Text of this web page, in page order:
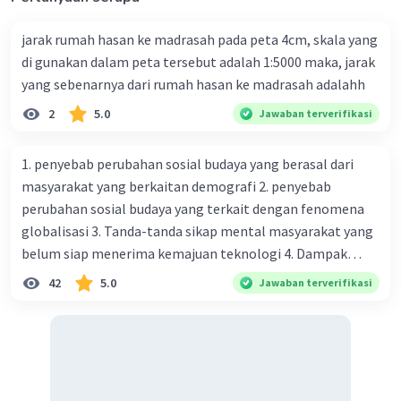
membuat website atau aplikasi yang bermanfaat bagi
masyarakat, seperti platform edukasi, aplikasi
kesehatan, atau platform untuk membantu UMKM.
* Membuat konten edukatif: Pelajar dapat membuat
konten edukatif dan informatif melalui blog, video, atau
media sosial untuk meningkatkan pengetahuan dan
* Menjadi influencer positif: Pelajar dapat menjadi
influencer positif di media sosial dengan
mempromosikan nilai-nilai positif, seperti peduli
lingkungan, hidup sehat, atau semangat belajar.
3. Menjalankan Program Sosial:
* Menjadi relawan: Pelajar dapat menjadi relawan di
jarak rumah hasan ke madrasah pada peta 4cm, skala yang
di gunakan dalam peta tersebut adalah 1:5000 maka, jarak
yang sebenarnya dari rumah hasan ke madrasah adalahh
2 5.0 Jawaban terverifikasi
1. penyebab perubahan sosial budaya yang berasal dari
masyarakat yang berkaitan demografi 2. penyebab
perubahan sosial budaya yang terkait dengan fenomena
globalisasi 3. Tanda-tanda sikap mental masyarakat yang
belum siap menerima kemajuan teknologi 4. Dampak
modernisasi dalam kehidupan sosial masyarakat 5.
Kegiatan manusia di bidang ekonomi yang menunjukkan
42 5.0 Jawaban terverifikasi